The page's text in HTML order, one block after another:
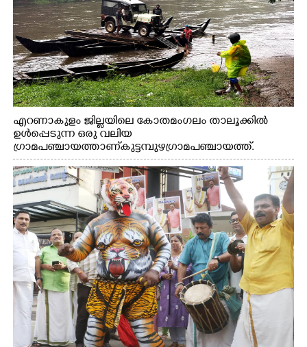
എറണാകുളം ജില്ലയിലെ കോതമംഗലം താലൂക്കിൽ
ഉൾപ്പെടുന്ന ഒരു വലിയ
ഗ്രാമപഞ്ചായത്താണ് കുട്ടമ്പുഴ ഗ്രാമ പഞ്ചായത്ത്.
ആദിവാസി ഊരുകളായ വെള്ളാരംകുത്ത്, കത്തിപ്പാറ,
ഉറിയംപെട്ടി, തേക്കല്ല്, വെട്ടിക്കല്ല്, മഞ്ചപ്പാറ എന്നീ ആറു
സ്ഥലങ്ങളിലേക്കുള്ള പ്രധാന സഞ്ചാര മാർഗമാണ് ഈ
കാണുന്ന കടത്ത് വള്ളം